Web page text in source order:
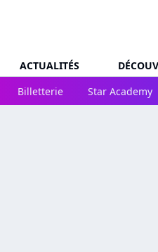
ACTUALITÉS
Billetterie
Star Academy